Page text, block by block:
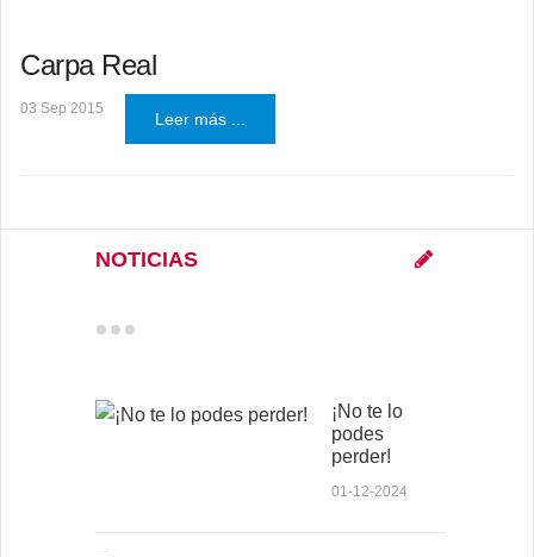
Carpa Real
03 Sep 2015
Leer más ...
NOTICIAS
¡No te lo
podes
perder!
01-12-2024